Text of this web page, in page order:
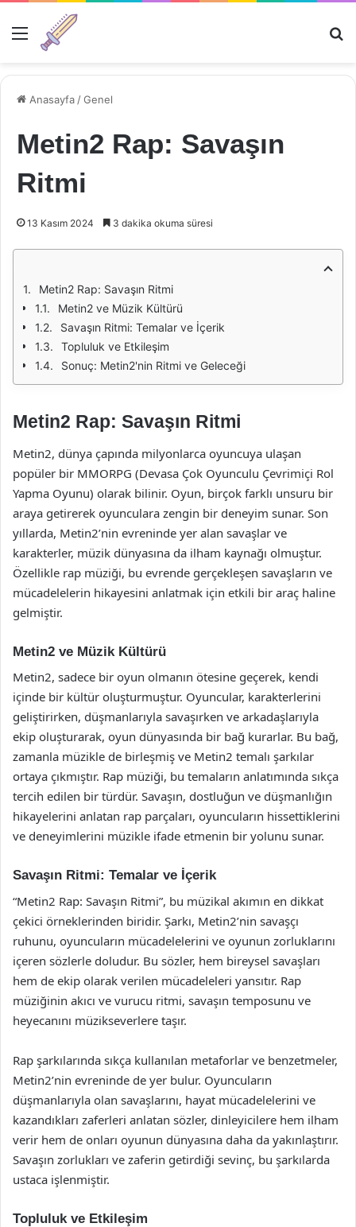
Menü
Anasayfa /Genel
Metin2 Rap: Savaşın
Ritmi
13 Kasım 2024 3 dakika okuma süresi
Metin2 Rap: Savaşın Ritmi
Metin2 ve Müzik Kültürü
Savaşın Ritmi: Temalar ve İçerik
Topluluk ve Etkileşim
Sonuç: Metin2'nin Ritmi ve Geleceği
Metin2 Rap: Savaşın Ritmi
Metin2, dünya çapında milyonlarca oyuncuya ulaşan
popüler bir MMORPG (Devasa Çok Oyunculu Çevrimiçi Rol
Yapma Oyunu) olarak bilinir. Oyun, birçok farklı unsuru bir
araya getirerek oyunculara zengin bir deneyim sunar. Son
yıllarda, Metin2’nin evreninde yer alan savaşlar ve
karakterler, müzik dünyasına da ilham kaynağı olmuştur.
Özellikle rap müziği, bu evrende gerçekleşen savaşların ve
mücadelelerin hikayesini anlatmak için etkili bir araç haline
gelmiştir.
Metin2 ve Müzik Kültürü
Metin2, sadece bir oyun olmanın ötesine geçerek, kendi
içinde bir kültür oluşturmuştur. Oyuncular, karakterlerini
geliştirirken, düşmanlarıyla savaşırken ve arkadaşlarıyla
ekip oluşturarak, oyun dünyasında bir bağ kurarlar. Bu bağ,
zamanla müzikle de birleşmiş ve Metin2 temalı şarkılar
ortaya çıkmıştır. Rap müziği, bu temaların anlatımında sıkça
tercih edilen bir türdür. Savaşın, dostluğun ve düşmanlığın
hikayelerini anlatan rap parçaları, oyuncuların hissettiklerini
ve deneyimlerini müzikle ifade etmenin bir yolunu sunar.
Savaşın Ritmi: Temalar ve İçerik
“Metin2 Rap: Savaşın Ritmi”, bu müzikal akımın en dikkat
çekici örneklerinden biridir. Şarkı, Metin2’nin savaşçı
ruhunu, oyuncuların mücadelelerini ve oyunun zorluklarını
içeren sözlerle doludur. Bu sözler, hem bireysel savaşları
hem de ekip olarak verilen mücadeleleri yansıtır. Rap
müziğinin akıcı ve vurucu ritmi, savaşın temposunu ve
heyecanını müzikseverlere taşır.
Rap şarkılarında sıkça kullanılan metaforlar ve benzetmeler,
Metin2’nin evreninde de yer bulur. Oyuncuların
düşmanlarıyla olan savaşlarını, hayat mücadelelerini ve
kazandıkları zaferleri anlatan sözler, dinleyicilere hem ilham
verir hem de onları oyunun dünyasına daha da yakınlaştırır.
Savaşın zorlukları ve zaferin getirdiği sevinç, bu şarkılarda
ustaca işlenmiştir.
Topluluk ve Etkileşim